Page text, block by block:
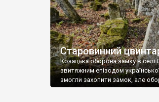
Старовинний
Козацька оборона замку в селі
звитяжним епізодом
змогли захопити замок, але
поховали на цвинтарі, який